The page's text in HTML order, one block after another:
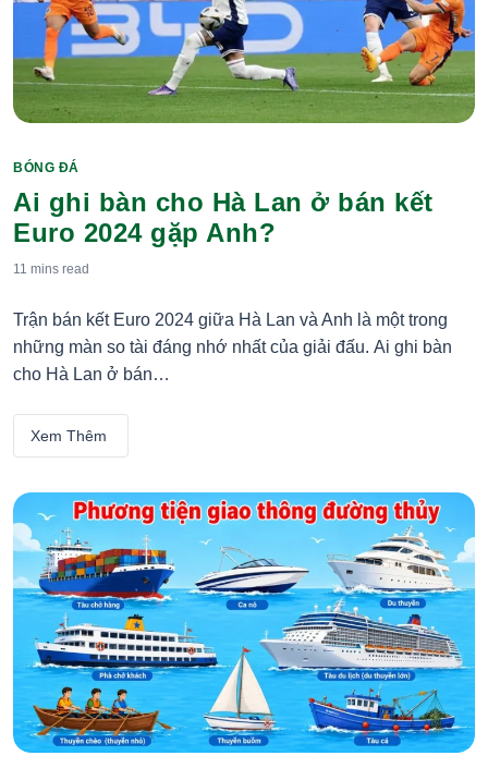
Categories
BÓNG ĐÁ
Ai ghi bàn cho Hà Lan ở bán kết
Euro 2024 gặp Anh?
11 mins read
Trận bán kết Euro 2024 giữa Hà Lan và Anh là một trong
những màn so tài đáng nhớ nhất của giải đấu. Ai ghi bàn
cho Hà Lan ở bán…
Xem Thêm